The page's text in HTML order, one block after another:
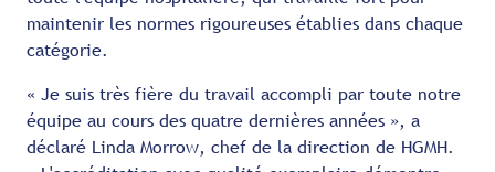
maintenir les normes rigoureuses établies dans chaque
catégorie.
« Je suis très fière du travail accompli par toute notre
équipe au cours des quatre dernières années », a
déclaré Linda Morrow, chef de la direction de HGMH.